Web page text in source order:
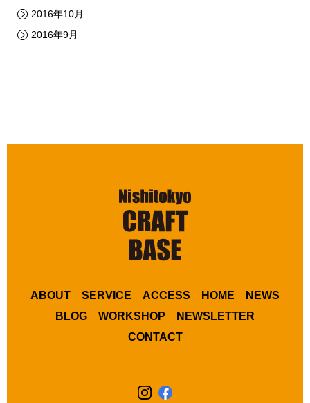
2016年10月
2016年9月
ABOUT SERVICE ACCESS HOME
NEWS
BLOG
WORKSHOP
NEWSLETTER
CONTACT